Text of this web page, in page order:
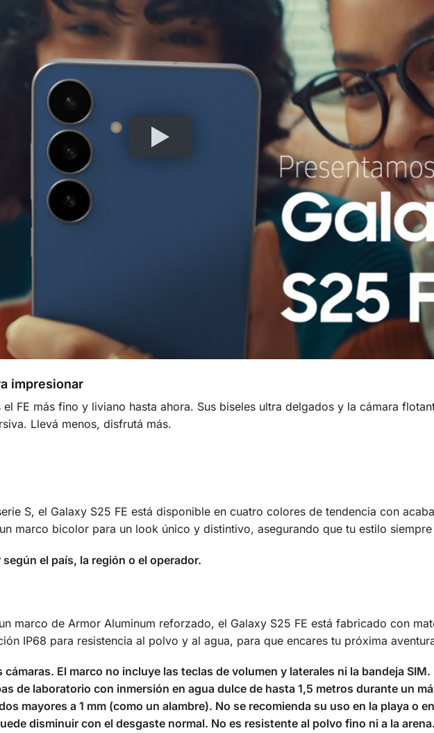
impresionar
FE más fino y liviano hasta ahora. Sus biseles ultra delgados y la cámara
Llevá menos, disfrutá más.
S, el Galaxy S25 FE está disponible en cuatro colores de tendencia con
marco bicolor para un look único y distintivo, asegurando que tu estilo
el país, la región o el operador.
marco de Armor Aluminum reforzado, el Galaxy S25 FE está fabricado con
IP68 para resistencia al polvo y al agua, para que encares tu próxima
El marco no incluye las teclas de volumen y laterales ni la bandeja SIM.
de laboratorio con inmersión en agua dulce de hasta 1,5 metros durante un
mayores a 1 mm (como un alambre). No se recomienda su uso en la playa o
disminuir con el desgaste normal. No es resistente al polvo fino ni a la arena.